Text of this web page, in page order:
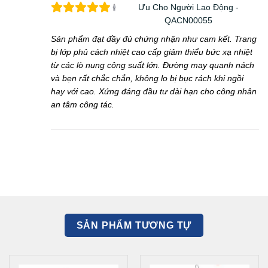
Ưu Cho Người Lao Động -
QACN00055
Sản phẩm đạt đầy đủ chứng nhận như cam kết. Trang
bị lớp phủ cách nhiệt cao cấp giảm thiểu bức xạ nhiệt
từ các lò nung công suất lớn. Đường may quanh nách
và bẹn rất chắc chắn, không lo bị bục rách khi ngồi
hay với cao. Xứng đáng đầu tư dài hạn cho công nhân
an tâm công tác.
SẢN PHẨM TƯƠNG TỰ